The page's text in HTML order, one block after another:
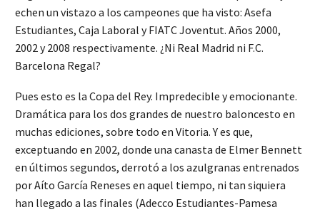
echen un vistazo a los campeones que ha visto: Asefa
Estudiantes, Caja Laboral y FIATC Joventut. Años 2000,
2002 y 2008 respectivamente. ¿Ni Real Madrid ni F.C.
Barcelona Regal?
Pues esto es la Copa del Rey. Impredecible y emocionante.
Dramática para los dos grandes de nuestro baloncesto en
muchas ediciones, sobre todo en Vitoria. Y es que,
exceptuando en 2002, donde una canasta de Elmer Bennett
en últimos segundos, derrotó a los azulgranas entrenados
por Aíto García Reneses en aquel tiempo, ni tan siquiera
han llegado a las finales (Adecco Estudiantes-Pamesa